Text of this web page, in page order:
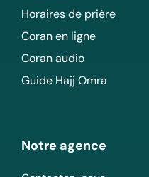
Horaires de prière
Coran en ligne
Coran audio
Guide Hajj Omra
Notre agence